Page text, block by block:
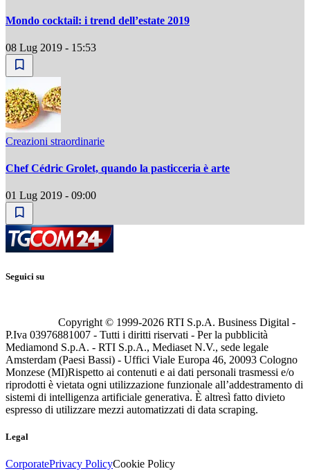
Mondo cocktail: i trend dell’estate 2019
08 Lug 2019 - 15:53
Creazioni straordinarie
Chef Cédric Grolet, quando la pasticceria è arte
01 Lug 2019 - 09:00
Seguici su
Copyright © 1999-2026 RTI S.p.A. Business Digital -
P.Iva 03976881007 - Tutti i diritti riservati - Per la pubblicità
Mediamond S.p.A. - RTI S.p.A., Mediaset N.V., sede legale
Amsterdam (Paesi Bassi) - Uffici Viale Europa 46, 20093 Cologno
Monzese (MI)Rispetto ai contenuti e ai dati personali trasmessi e/o
riprodotti è vietata ogni utilizzazione funzionale all’addestramento di
sistemi di intelligenza artificiale generativa. È altresì fatto divieto
espresso di utilizzare mezzi automatizzati di data scraping.
Legal
CorporatePrivacy PolicyCookie Policy